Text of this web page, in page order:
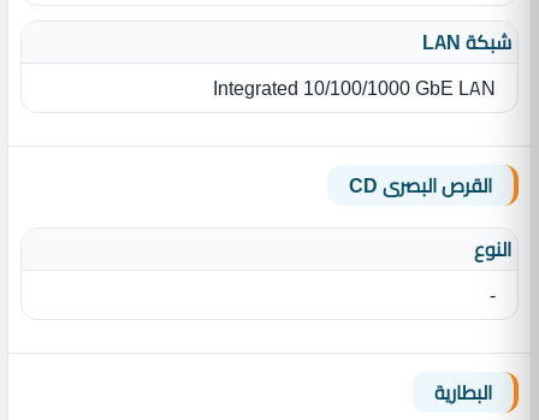
شبكة LAN
Integrated 10/100/1000 GbE LAN
القرص البصرى CD
النوع
-
البطارية